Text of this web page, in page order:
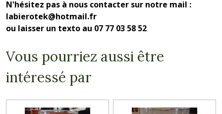
N'hésitez pas à nous contacter sur notre mail :
labierotek@hotmail.fr
ou laisser un texto au 07 77 03 58 52
Vous pourriez aussi être
intéressé par